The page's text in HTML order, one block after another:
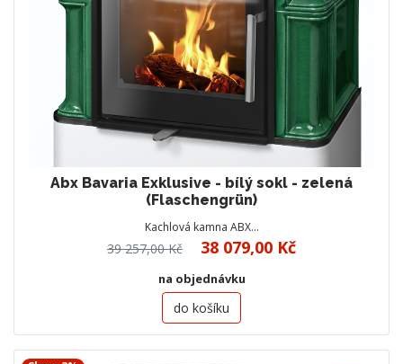
Abx Bavaria Exklusive - bílý sokl - zelená
(Flaschengrün)
Kachlová kamna ABX…
39 257,00 Kč 38 079,00 Kč
na objednávku
do košíku